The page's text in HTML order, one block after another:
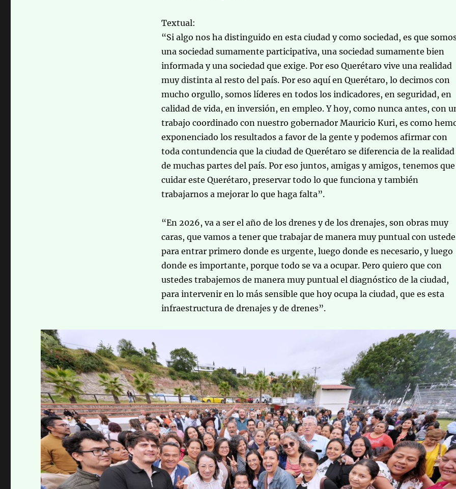
Textual:
“Si algo nos ha distinguido en esta ciudad y como sociedad, es que
una sociedad sumamente participativa, una sociedad sumamente bien
informada y una sociedad que exige. Por eso Querétaro vive una realidad
muy distinta al resto del país. Por eso aquí en Querétaro, lo decimos con
mucho orgullo, somos líderes en todos los indicadores, en seguridad, en
calidad de vida, en inversión, en empleo. Y hoy, como nunca antes, con
trabajo coordinado con nuestro gobernador Mauricio Kuri, es como
exponenciado los resultados a favor de la gente y podemos afirmar con
toda contundencia que la ciudad de Querétaro se diferencia de la realidad
de muchas partes del país. Por eso juntos, amigas y amigos, tenemos que
cuidar este Querétaro, preservar todo lo que funciona y también
trabajarnos a mejorar lo que haga falta”.
“En 2026, va a ser el año de los drenes y de los drenajes, son obras muy
caras, que vamos a tener que trabajar de manera muy puntual con
para entrar primero donde es urgente, luego donde es necesario, y luego
donde es importante, porque todo se va a ocupar. Pero quiero que con
ustedes trabajemos de manera muy puntual el diagnóstico de la ciudad,
para intervenir en lo más sensible que hoy ocupa la ciudad, que es esta
infraestructura de drenajes y de drenes”.